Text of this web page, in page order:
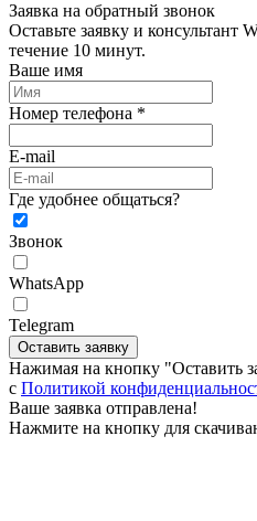
Заявка на обратный звонок
Оставьте заявку и консультант
течение 10 минут.
Ваше имя
Номер телефона *
E-mail
Где удобнее общаться?
Звонок
WhatsApp
Telegram
Оставить заявку
Нажимая на кнопку "Оставить
c Политикой
Ваше заявка отправлена!
Нажмите на кнопку для